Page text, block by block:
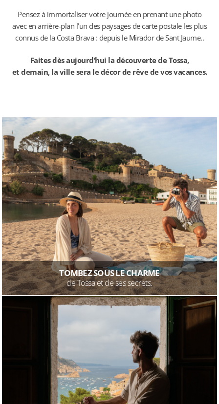
Pensez à immortaliser votre journée en prenant une photo
avec en arrière-plan l’un des paysages de carte postale les plus
connus de la Costa Brava : depuis le Mirador de Sant Jaume..
Faites dès aujourd’hui la découverte de Tossa,
et demain, la ville sera le décor de rêve de vos vacances.
TOMBEZ SOUS LE CHARME
de Tossa et de ses secrets.